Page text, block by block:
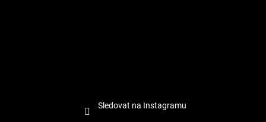
Sledovat na Instagramu